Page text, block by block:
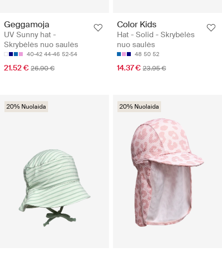
Geggamoja
UV Sunny hat -
Skrybėlės nuo saulės
40-42 44-46 52-54
21.52 € 26.90 €
Color Kids
Hat - Solid - Skrybėlės
nuo saulės
48 50 52
14.37 € 23.95 €
20% Nuolaida 20% Nuolaida